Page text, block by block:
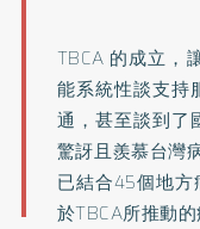
TBCA 的成立，
能系統性談支持
通，甚至談到了
驚訝且羨慕台灣
已結合45個地
於TBCA所推動的